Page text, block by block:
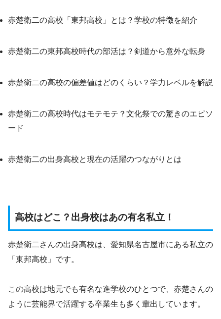
赤楚衛二の高校「東邦高校」とは？学校の特徴を紹介
赤楚衛二の東邦高校時代の部活は？剣道から意外な転身
赤楚衛二の高校の偏差値はどのくらい？学力レベルを解説
赤楚衛二の高校時代はモテモテ？文化祭での驚きのエピソ
ード
赤楚衛二の出身高校と現在の活躍のつながりとは
高校はどこ？出身校はあの有名私立！
赤楚衛二さんの出身高校は、愛知県名古屋市にある私立の
「東邦高校」です。
この高校は地元でも有名な進学校のひとつで、赤楚さんの
ように芸能界で活躍する卒業生も多く輩出しています。